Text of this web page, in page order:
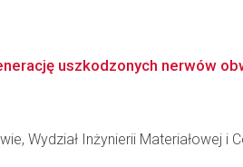
uszkodzonych nerwów
Wydział Inżynierii Materiałowej i